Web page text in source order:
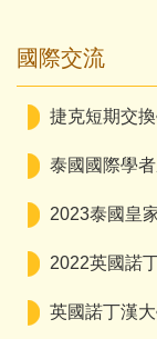
國際交流
捷克短期交
泰國國際學
2023泰國皇
2022英國諾
英國諾丁漢